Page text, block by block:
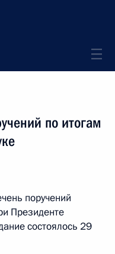
по итогам
поручений
Президенте
состоялось 29